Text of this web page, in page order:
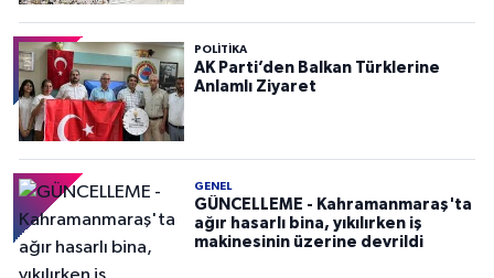
POLITIKA
AK Parti’den Balkan Türklerine
Anlamlı Ziyaret
GENEL
GÜNCELLEME - Kahramanmaraş'ta
ağır hasarlı bina, yıkılırken iş
makinesinin üzerine devrildi